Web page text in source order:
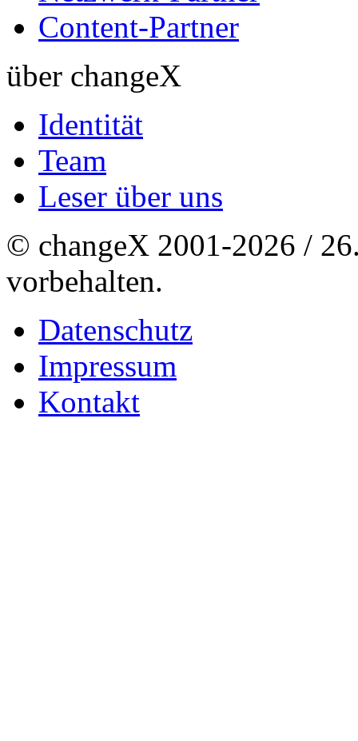
Content-Partner
über changeX
Identität
Team
Leser über uns
© changeX 2001-2026 /
vorbehalten.
Datenschutz
Impressum
Kontakt